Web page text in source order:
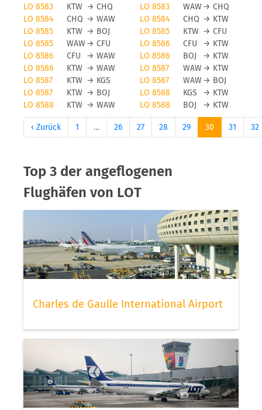
LO 8583
KTW → CHQ LO 8583 WAW→ CHQ
LO 8584
CHQ → WAW LO 8584 CHQ → KTW
LO 8585
KTW → BOJ LO 8585 KTW → CFU
LO 8585
WAW→ CFU LO 8586 CFU → KTW
LO 8586
CFU → WAW LO 8586 BOJ → KTW
LO 8586
KTW → WAW LO 8587 WAW→ KTW
LO 8587
KTW → KGS LO 8587 WAW→ BOJ
LO 8587
KTW → BOJ LO 8588 KGS → KTW
LO 8588
KTW → WAW LO 8588 BOJ → KTW
‹ Zurück 1 … 26 27 28 29 30 31 32
Top 3 der angeflogenen
Flughäfen von LOT
Charles de Gaulle International Airport